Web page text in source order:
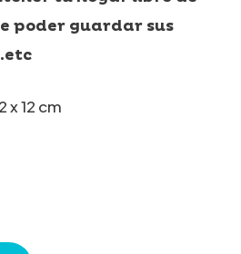
poder guardar sus
x 12 cm